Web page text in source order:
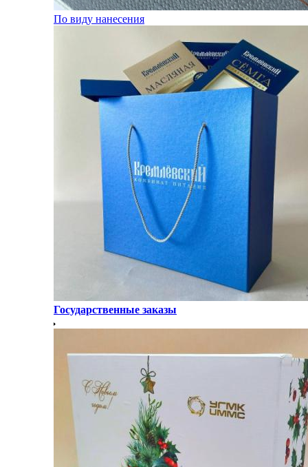
По виду нанесения
Государственные заказы